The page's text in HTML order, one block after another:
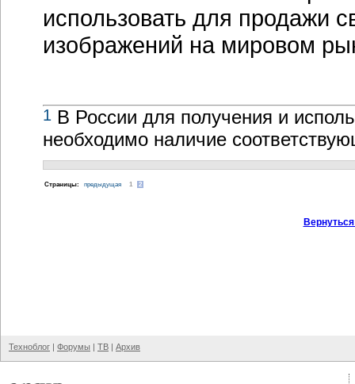
использовать для продажи
изображений на мировом
1 В России для получения и
необходимо наличие
Cтраницы: предыдущая 1 2
Техноблог | Форумы | ТВ | Архив